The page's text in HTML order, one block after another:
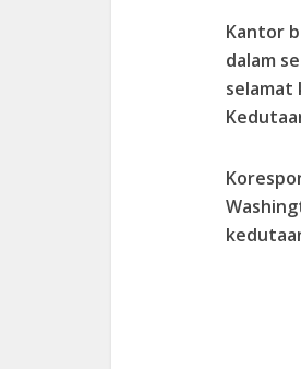
Kantor
dalam
selamat